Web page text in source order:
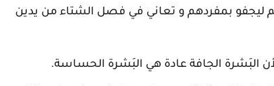
ليجفو بمفردهم و تعاني في فصل الشتاء من يدين
البَشرة الجافة عادة هي البَشرة الحساسة.